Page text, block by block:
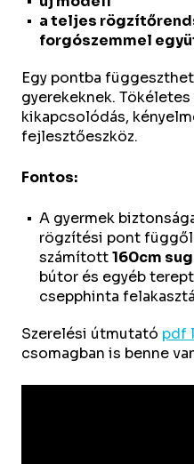
a teljes
forgószemmel
Egy pontba
gyerekeknek.
kikapcsolódás,
fejlesztőeszköz.
Fontos:
A gyermek
rögzítési pont
számított160cm
bútor és egyéb
csepphinta
Szerelési útmutató pdf
csomagban is benne